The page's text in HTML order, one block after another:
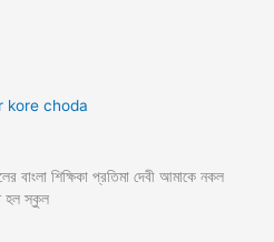
kore choda
শিক্ষিকা প্রতিমা দেবী আমাকে নকল
হল স্কুল